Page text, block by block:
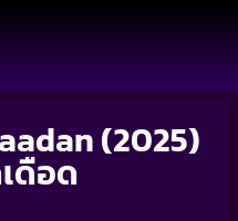
(2025)
ดือด